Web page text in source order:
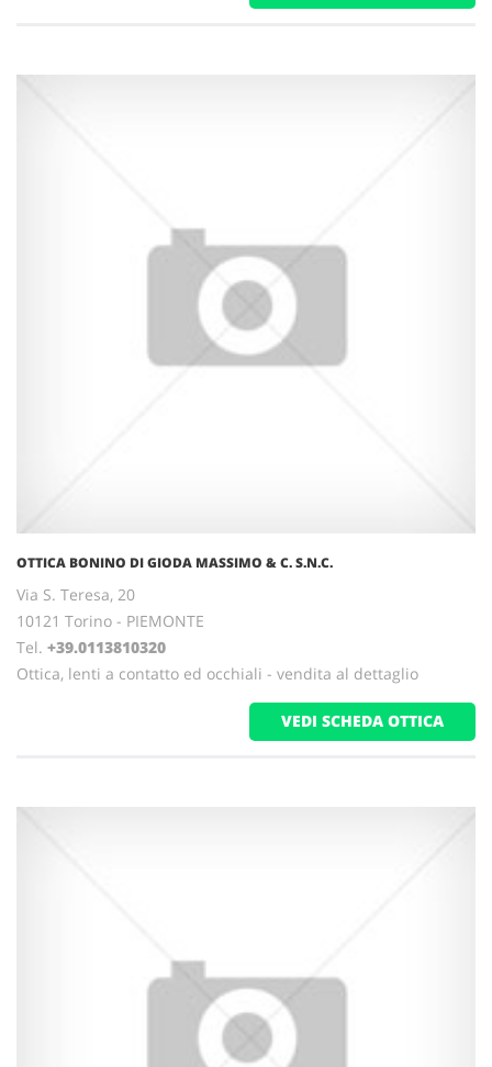
OTTICA BONINO DI GIODA MASSIMO & C. S.N.C.
Via S. Teresa, 20
10121 Torino - PIEMONTE
Tel. +39.0113810320
Ottica, lenti a contatto ed occhiali - vendita al dettaglio
VEDI SCHEDA OTTICA